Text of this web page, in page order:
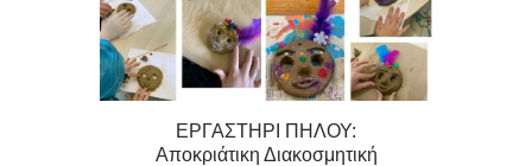
ΕΡΓΑΣΤΗΡΙ ΠΗΛΟΥ:
Αποκριάτικη Διακοσμητική